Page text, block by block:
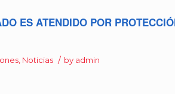
ES ATENDIDO POR
, Noticias / by admin